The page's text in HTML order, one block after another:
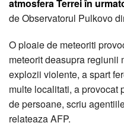
atmosfera Terrei în
de Observatorul Pulkovo
O ploaie de meteoriti
meteorit deasupra regiunii
explozii violente, a spart
multe localitati, a provocat
de persoane, scriu
relateaza AFP.